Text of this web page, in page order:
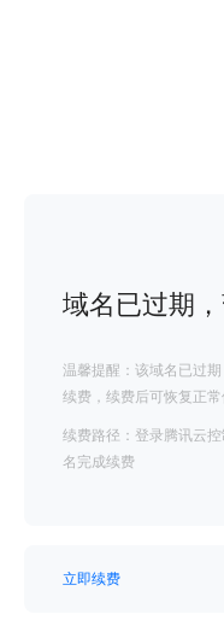
域名已过期
温馨提醒：该域名已过
续费，续费后可恢复正常
续费路径：登录腾讯云
名完成续费
立即续费